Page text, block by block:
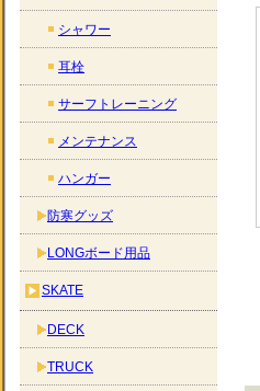
シャワー
耳栓
サーフトレーニング
メンテナンス
ハンガー
防寒グッズ
LONGボード用品
SKATE
DECK
TRUCK